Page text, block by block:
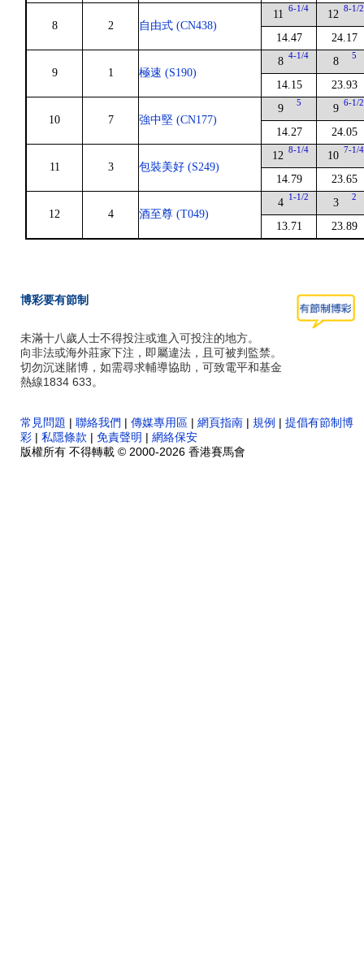
8 2 自由式 (CN438)
11 6-1/4
14.47
12 8-1/2
24.17
9 1 極速 (S190)
8 4-1/4
14.15
8 5
23.93
10 7 強中堅 (CN177)
9 5
14.27
9 6-1/2
24.05
11 3 包裝美好 (S249)
12 8-1/4
14.79
10 7-1/4
23.65
12 4 酒至尊 (T049)
4 1-1/2
13.71
3 2
23.89
博彩要有節制
未滿十八歲人士不得投注或進入可投注的地方。
向非法或海外莊家下注，即屬違法，且可被判監禁。
切勿沉迷賭博，如需尋求輔導協助，可致電平和基金
熱線1834 633。
常見問題 | 聯絡我們 | 傳媒專用區 | 網頁指南 | 規例 | 提倡有節制博
彩 | 私隱條款 | 免責聲明 | 網絡保安
版權所有 不得轉載 © 2000-2026 香港賽馬會